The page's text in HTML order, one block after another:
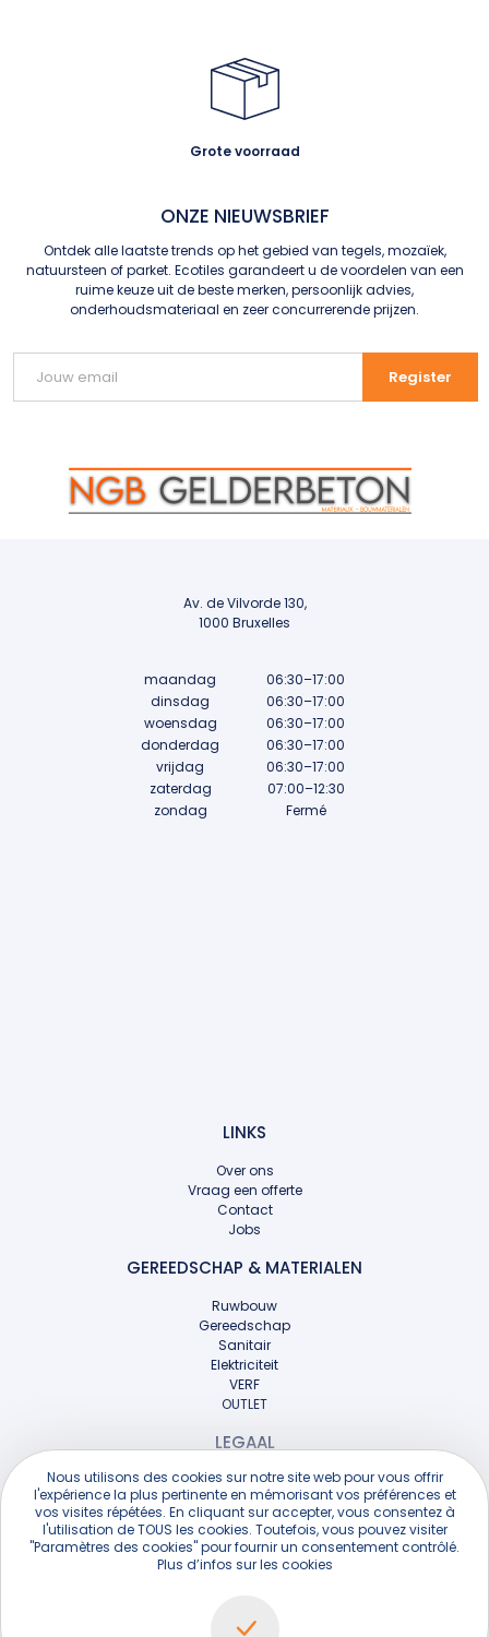
Nous utilisons des cookies sur notre site web pour vous offrir
l'expérience la plus pertinente en mémorisant vos préférences et
vos visites répétées. En cliquant sur accepter, vous consentez à
l'utilisation de TOUS les cookies. Toutefois, vous pouvez visiter
"Paramètres des cookies" pour fournir un consentement contrôlé.
Plus d’infos sur les cookies
.
Grote voorraad
ONZE NIEUWSBRIEF
Ontdek alle laatste trends op het gebied van tegels, mozaïek,
natuursteen of parket. Ecotiles garandeert u de voordelen van een
ruime keuze uit de beste merken, persoonlijk advies,
onderhoudsmateriaal en zeer concurrerende prijzen.
Av. de Vilvorde 130,
1000 Bruxelles
maandag
06:30–17:00
dinsdag
06:30–17:00
woensdag
06:30–17:00
donderdag
06:30–17:00
vrijdag
06:30–17:00
zaterdag
07:00–12:30
zondag
Fermé
LINKS
Over ons
Vraag een offerte
Contact
Jobs
GEREEDSCHAP & MATERIALEN
Ruwbouw
Gereedschap
Sanitair
Elektriciteit
VERF
OUTLET
LEGAAL
Legaal
NGB © 2026